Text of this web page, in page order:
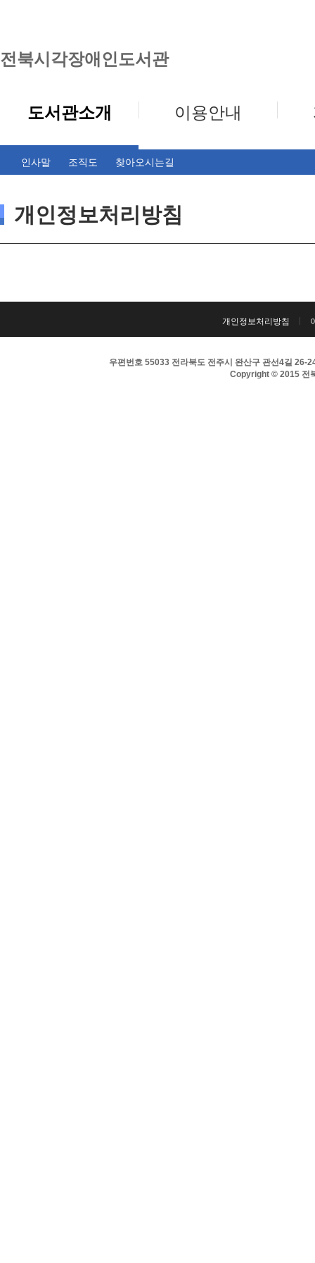
전북시각장애인도서관
도서관소개
인사말 조직도 찾아오시는길
이용안내
개인정보처리방침
개인정보처리방침
우편번호 55033 전라북도 전주시 완산구 관선4길
Copyright © 2015 전